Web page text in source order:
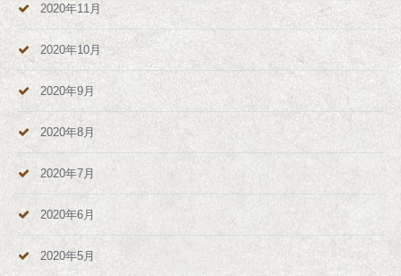
2020年11月
2020年10月
2020年9月
2020年8月
2020年7月
2020年6月
2020年5月